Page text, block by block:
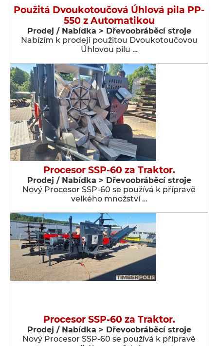
Použitá Dvoukotoučová Úhlová pila PP-
550 z Automatikou
Prodej / Nabídka > Dřevoobráběcí stroje
Nabízím k prodeji použitou Dvoukotoučovou
Úhlovou pilu …
Procesor SSP-60 za Traktor.
Prodej / Nabídka > Dřevoobráběcí stroje
Nový Procesor SSP-60 se používá k přípravě
velkého množství …
Procesor SSP-60 za Traktor.
Prodej / Nabídka > Dřevoobráběcí stroje
Nový Procesor SSP-60 se používá k přípravě